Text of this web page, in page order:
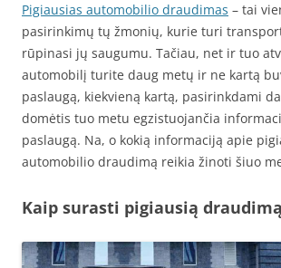
Pigiausias automobilio draudimas – tai
pasirinkimų tų žmonių, kurie turi
rūpinasi jų saugumu. Tačiau, net ir tuo
automobilį turite daug metų ir ne kartą
paslaugą, kiekvieną kartą, pasirinkdami
domėtis tuo metu egzistuojančia
paslaugą. Na, o kokią informaciją apie
automobilio draudimą reikia žinoti šiuo
Kaip surasti pigiausią draudimą